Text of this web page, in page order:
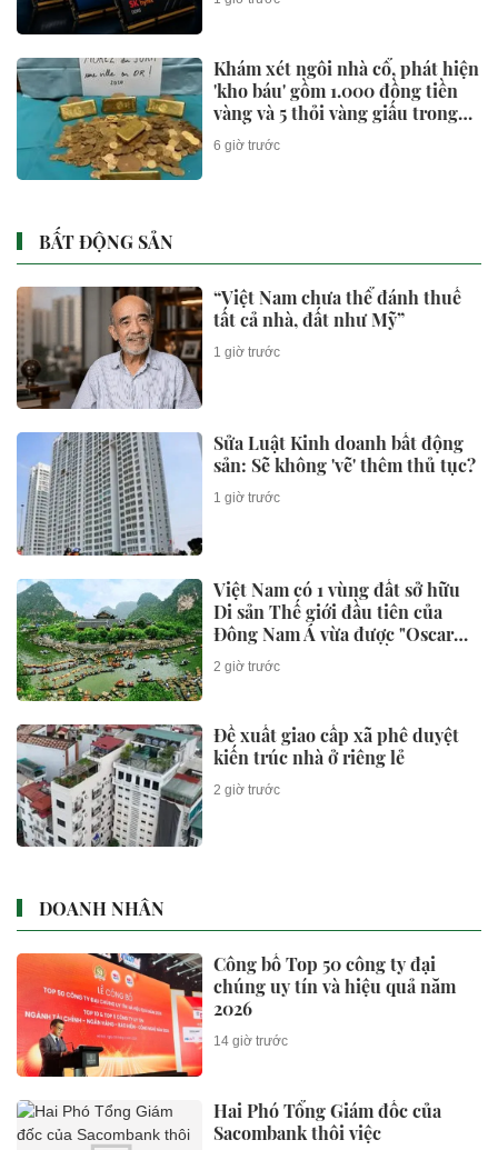
Khám xét ngôi nhà cổ, phát hiện
'kho báu' gồm 1.000 đồng tiền
vàng và 5 thỏi vàng giấu trong
nhiều ngăn bí mật - giá trị hơn
18 tỷ đồng
6 giờ trước
BẤT ĐỘNG SẢN
“Việt Nam chưa thể đánh thuế
tất cả nhà, đất như Mỹ”
1 giờ trước
Sửa Luật Kinh doanh bất động
sản: Sẽ không 'vẽ' thêm thủ tục?
1 giờ trước
Việt Nam có 1 vùng đất sở hữu
Di sản Thế giới đầu tiên của
Đông Nam Á vừa được "Oscar
của ngành du lịch" đề cử, là nơi
tỷ phú Xuân Trường đầu tư KDL
2 giờ trước
Đề xuất giao cấp xã phê duyệt
kiến trúc nhà ở riêng lẻ
2 giờ trước
DOANH NHÂN
Công bố Top 50 công ty đại
chúng uy tín và hiệu quả năm
2026
14 giờ trước
Hai Phó Tổng Giám đốc của
Sacombank thôi việc